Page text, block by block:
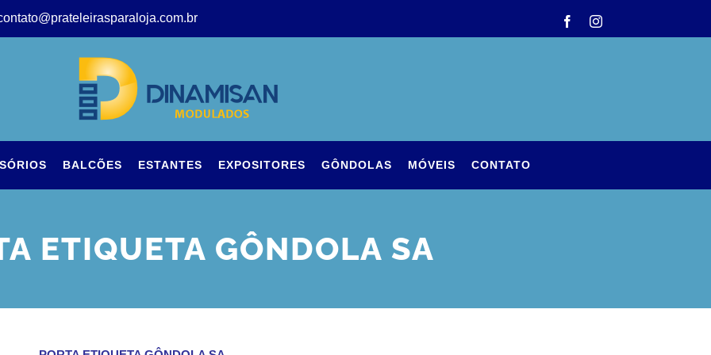
FacebookInstagram
BALCÕES ESTANTES EXPOSITORES GÔNDOLAS MÓVEIS CONTATO
ETIQUETA GÔNDOLA SA